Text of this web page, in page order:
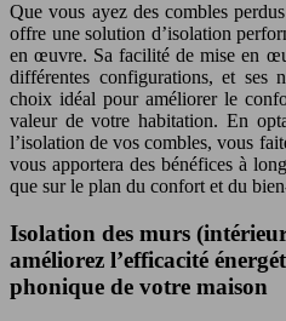
Que vous ayez des combles
offre une solution d’isolation
en œuvre. Sa facilité de mise en
différentes configurations, et ses
choix idéal pour améliorer le
valeur de votre habitation. En
l’isolation de vos combles, vous
vous apportera des bénéfices à
que sur le plan du confort et du
Isolation des murs
améliorez l’efficacité
phonique de votre maison